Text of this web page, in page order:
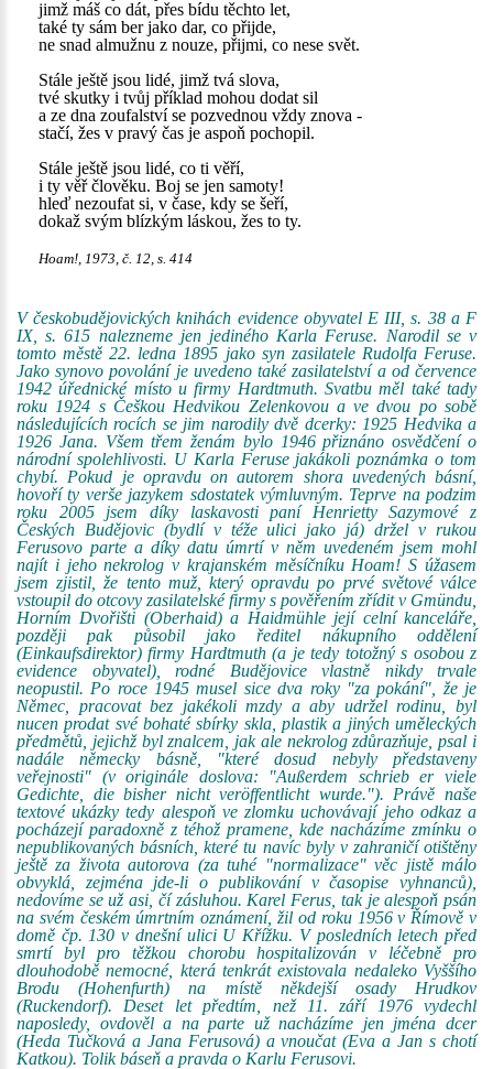
jimž máš co dát, přes bídu těchto let,
také ty sám ber jako dar, co přijde,
ne snad almužnu z nouze, přijmi, co nese svět.
Stále ještě jsou lidé, jimž tvá slova,
tvé skutky i tvůj příklad mohou dodat sil
a ze dna zoufalství se pozvednou vždy znova -
stačí, žes v pravý čas je aspoň pochopil.
Stále ještě jsou lidé, co ti věří,
i ty věř člověku. Boj se jen samoty!
hleď nezoufat si, v čase, kdy se šeří,
dokaž svým blízkým láskou, žes to ty.
Hoam!, 1973, č. 12, s. 414
V českobudějovických knihách evidence obyvatel E III, s. 38 a F
IX, s. 615 nalezneme jen jediného Karla Feruse. Narodil se v
tomto městě 22. ledna 1895 jako syn zasilatele Rudolfa Feruse.
Jako synovo povolání je uvedeno také zasilatelství a od července
1942 úřednické místo u firmy Hardtmuth. Svatbu měl také tady
roku 1924 s Češkou Hedvikou Zelenkovou a ve dvou po sobě
následujících rocích se jim narodily dvě dcerky: 1925 Hedvika a
1926 Jana. Všem třem ženám bylo 1946 přiznáno osvědčení o
národní spolehlivosti. U Karla Feruse jakákoli poznámka o tom
chybí. Pokud je opravdu on autorem shora uvedených básní,
hovoří ty verše jazykem sdostatek výmluvným. Teprve na podzim
roku 2005 jsem díky laskavosti paní Henrietty Sazymové z
Českých Budějovic (bydlí v téže ulici jako já) držel v rukou
Ferusovo parte a díky datu úmrtí v něm uvedeném jsem mohl
najít i jeho nekrolog v krajanském měsíčníku Hoam! S úžasem
jsem zjistil, že tento muž, který opravdu po prvé světové válce
vstoupil do otcovy zasilatelské firmy s pověřením zřídit v Gmündu,
Horním Dvořišti (Oberhaid) a Haidmühle její celní kanceláře,
později pak působil jako ředitel nákupního oddělení
(Einkaufsdirektor) firmy Hardtmuth (a je tedy totožný s osobou z
evidence obyvatel), rodné Budějovice vlastně nikdy trvale
neopustil. Po roce 1945 musel sice dva roky "za pokání", že je
Němec, pracovat bez jakékoli mzdy a aby udržel rodinu, byl
nucen prodat své bohaté sbírky skla, plastik a jiných uměleckých
předmětů, jejichž byl znalcem, jak ale nekrolog zdůrazňuje, psal i
nadále německy básně, "které dosud nebyly představeny
veřejnosti" (v originále doslova: "Außerdem schrieb er viele
Gedichte, die bisher nicht veröffentlicht wurde."). Právě naše
textové ukázky tedy alespoň ve zlomku uchovávají jeho odkaz a
pocházejí paradoxně z téhož pramene, kde nacházíme zmínku o
nepublikovaných básních, které tu navíc byly v zahraničí otištěny
ještě za života autorova (za tuhé "normalizace" věc jistě málo
obvyklá, zejména jde-li o publikování v časopise vyhnanců),
nedovíme se už asi, čí zásluhou. Karel Ferus, tak je alespoň psán
na svém českém úmrtním oznámení, žil od roku 1956 v Římově v
domě čp. 130 v dnešní ulici U Křížku. V posledních letech před
smrtí byl pro těžkou chorobu hospitalizován v léčebně pro
dlouhodobě nemocné, která tenkrát existovala nedaleko Vyššího
Brodu (Hohenfurth) na místě někdejší osady Hrudkov
(Ruckendorf). Deset let předtím, než 11. září 1976 vydechl
naposledy, ovdověl a na parte už nacházíme jen jména dcer
(Heda Tučková a Jana Ferusová) a vnoučat (Eva a Jan s chotí
Katkou). Tolik báseň a pravda o Karlu Ferusovi.